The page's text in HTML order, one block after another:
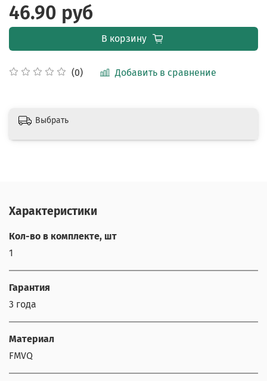
(0) Добавить в сравнение
46.90 руб
В корзину
Выбрать
Характеристики
Кол-во в комплекте, шт
1
Гарантия
3 года
Материал
FMVQ